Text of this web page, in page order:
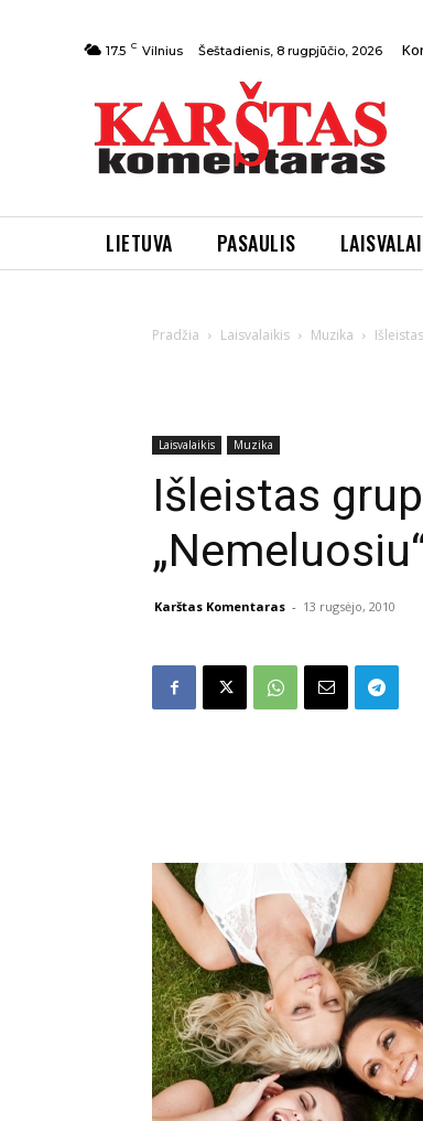
17.5 C Vilnius Šeštadienis, 8 rugpjūčio, 2026
LIETUVA PASAULIS
Pradžia Laisvalaikis Muzika
Laisvalaikis Muzika
Išleistas
Karštas Komentaras - 13 rugsėjo, 2010